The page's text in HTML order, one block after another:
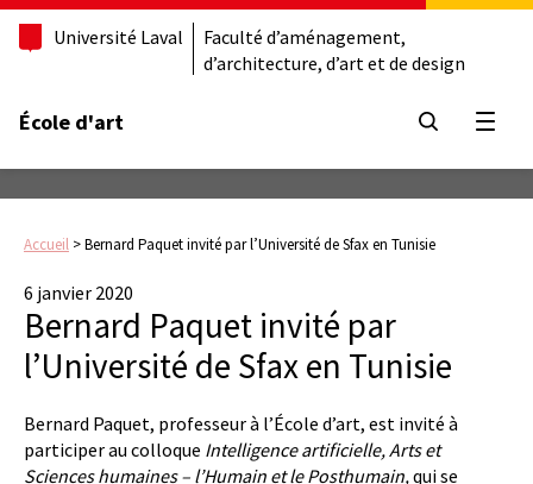
Université Laval
Faculté d’aménagement,
d’architecture, d’art et de design
École d'art
Accueil >Bernard Paquet invité par l’Université de Sfax en Tunisie
6 janvier 2020
Bernard Paquet invité par
l’Université de Sfax en Tunisie
Bernard Paquet, professeur à l’École d’art, est invité à
participer au colloque Intelligence artificielle, Arts et
Sciences humaines – l’Humain et le Posthumain,qui se